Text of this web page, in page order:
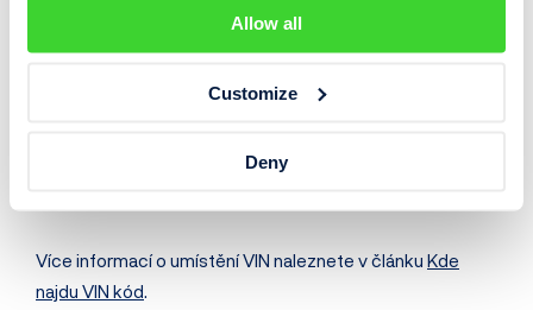
Allow all
Customize
Deny
Vyražený v karoserii v zavazadlovém nebo
malém technickém průkazu
Více informací o umístění VIN naleznete v článku Kde
najdu VIN kód.